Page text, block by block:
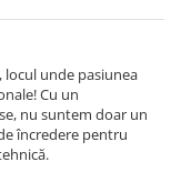
unde pasiunea
Cu un
nu suntem doar un
încredere pentru